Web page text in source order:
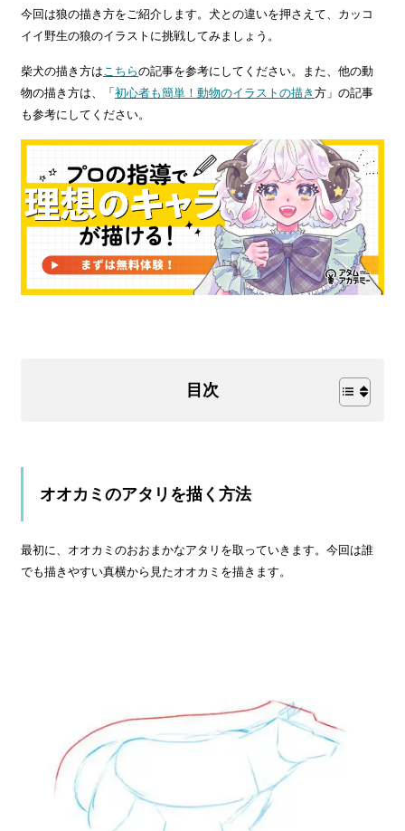
今回は狼の描き方をご紹介します。犬との違いを押さえて、カッコ
イイ野生の狼のイラストに挑戦してみましょう。
柴犬の描き方は こちらの記事を参考にしてください。また、他の動
物の描き方は、「初心者も簡単！動物のイラストの描き 方」の記事
も参考にしてください。
目次
オオカミのアタリを描く方法
最初に、オオカミのおおまかなアタリを取っていきます。今回は誰
でも描きやすい真横から見たオオカミを描きます。